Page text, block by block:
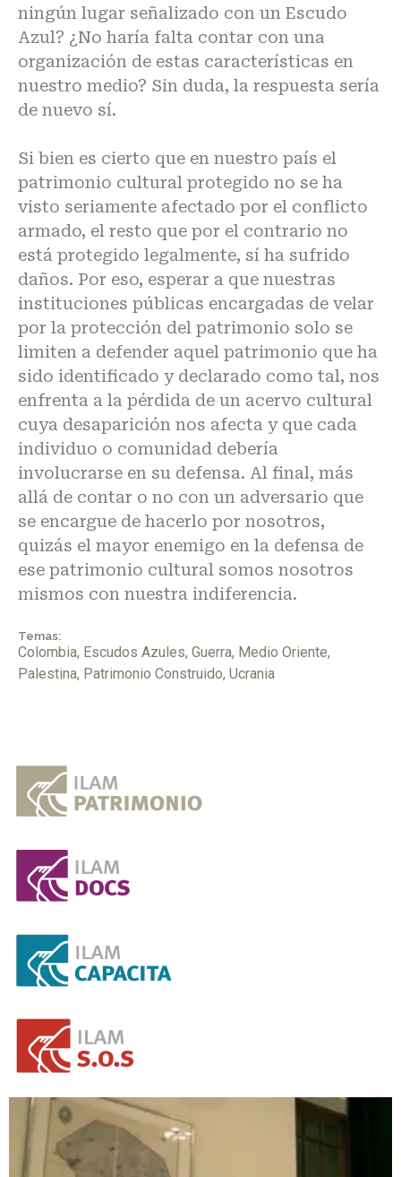
ningún lugar señalizado con un Escudo
Azul? ¿No haría falta contar con una
organización de estas características en
nuestro medio? Sin duda, la respuesta sería
de nuevo sí.
Si bien es cierto que en nuestro país el
patrimonio cultural protegido no se ha
visto seriamente afectado por el conflicto
armado, el resto que por el contrario no
está protegido legalmente, sí ha sufrido
daños. Por eso, esperar a que nuestras
instituciones públicas encargadas de velar
por la protección del patrimonio solo se
limiten a defender aquel patrimonio que ha
sido identificado y declarado como tal, nos
enfrenta a la pérdida de un acervo cultural
cuya desaparición nos afecta y que cada
individuo o comunidad debería
involucrarse en su defensa. Al final, más
allá de contar o no con un adversario que
se encargue de hacerlo por nosotros,
quizás el mayor enemigo en la defensa de
ese patrimonio cultural somos nosotros
mismos con nuestra indiferencia.
Temas:
Colombia, Escudos Azules, Guerra, Medio Oriente,
Palestina, Patrimonio Construido, Ucrania